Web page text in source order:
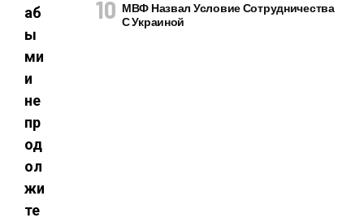
аб
ы
ми
и
не
пр
од
ол
жи
те
МВФ Назвал Условие Сотрудничества
С Украиной